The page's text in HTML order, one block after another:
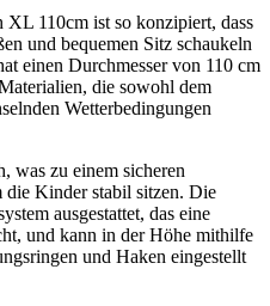
110cm ist so konzipiert, dass
und bequemen Sitz schaukeln
einen Durchmesser von 110 cm
die sowohl dem
Wetterbedingungen
was zu einem sicheren
die Kinder stabil sitzen. Die
ausgestattet, das eine
und kann in der Höhe mithilfe
und Haken eingestellt